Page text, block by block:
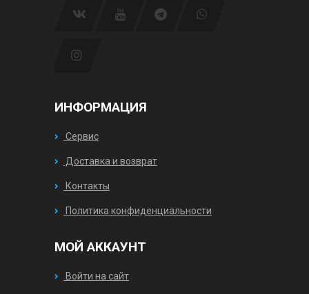
ИНФОРМАЦИЯ
Сервис
Доставка и возврат
Контакты
Политика конфиденциальности
МОЙ АККАУНТ
Войти на сайт